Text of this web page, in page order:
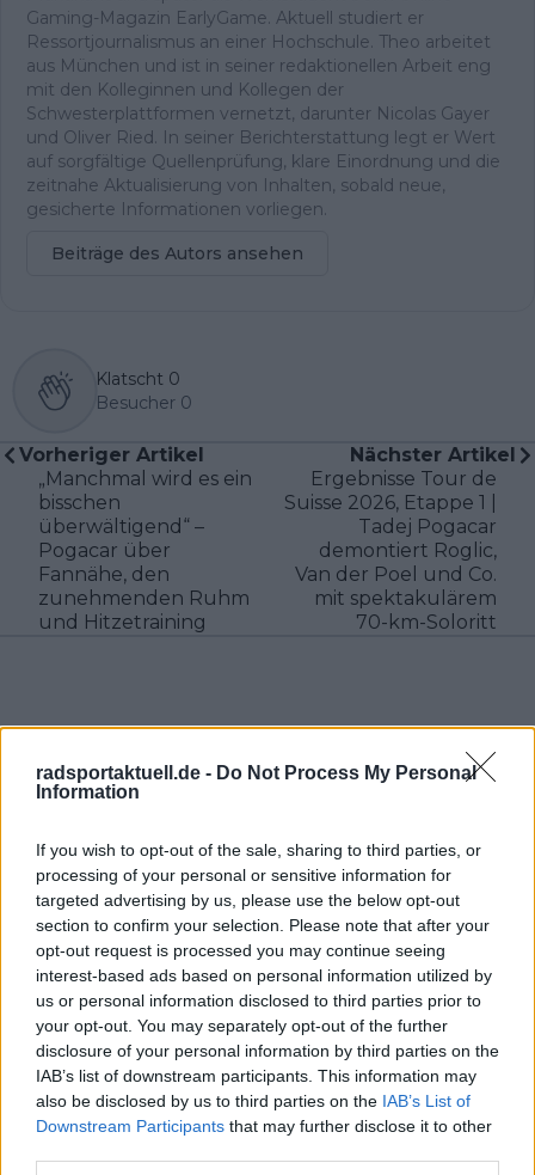
radsportaktuell.de - Do Not Process My Personal
Information
If you wish to opt-out of the sale, sharing to third parties, or
processing of your personal or sensitive information for
targeted advertising by us, please use the below opt-out
section to confirm your selection. Please note that after your
opt-out request is processed you may continue seeing
interest-based ads based on personal information utilized by
us or personal information disclosed to third parties prior to
your opt-out. You may separately opt-out of the further
disclosure of your personal information by third parties on the
IAB’s list of downstream participants. This information may
also be disclosed by us to third parties on the IAB’s List of
Downstream Participants that may further disclose it to other
Gaming-Magazin EarlyGame. Aktuell studiert er
Ressortjournalismus an einer Hochschule. Theo arbeitet
aus München und ist in seiner redaktionellen Arbeit eng
mit den Kolleginnen und Kollegen der
Schwesterplattformen vernetzt, darunter Nicolas Gayer
und Oliver Ried. In seiner Berichterstattung legt er Wert
auf sorgfältige Quellenprüfung, klare Einordnung und die
zeitnahe Aktualisierung von Inhalten, sobald neue,
gesicherte Informationen vorliegen.
Beiträge des Autors ansehen
Klatscht 0
Besucher 0
Vorheriger Artikel
„Manchmal wird es ein
bisschen
überwältigend“ –
Pogacar über
Fannähe, den
zunehmenden Ruhm
und Hitzetraining
Nächster Artikel
Ergebnisse Tour de
Suisse 2026, Etappe 1 |
Tadej Pogacar
demontiert Roglic,
Van der Poel und Co.
mit spektakulärem
70-km-Soloritt
Schreiben Sie einen Kommentar